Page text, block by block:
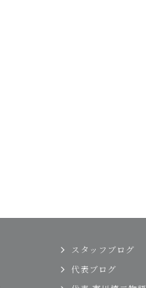
スタッフブログ
代表ブログ